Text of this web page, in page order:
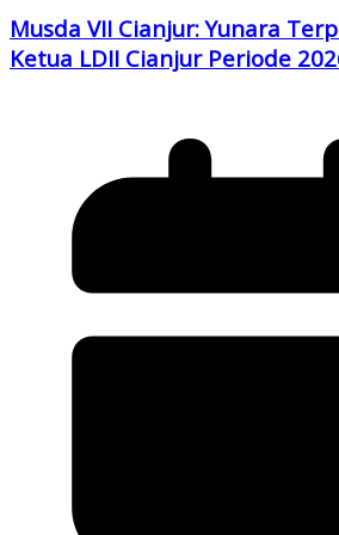
Musda VII Cianjur: Yunara
Ketua LDII Cianjur Periode